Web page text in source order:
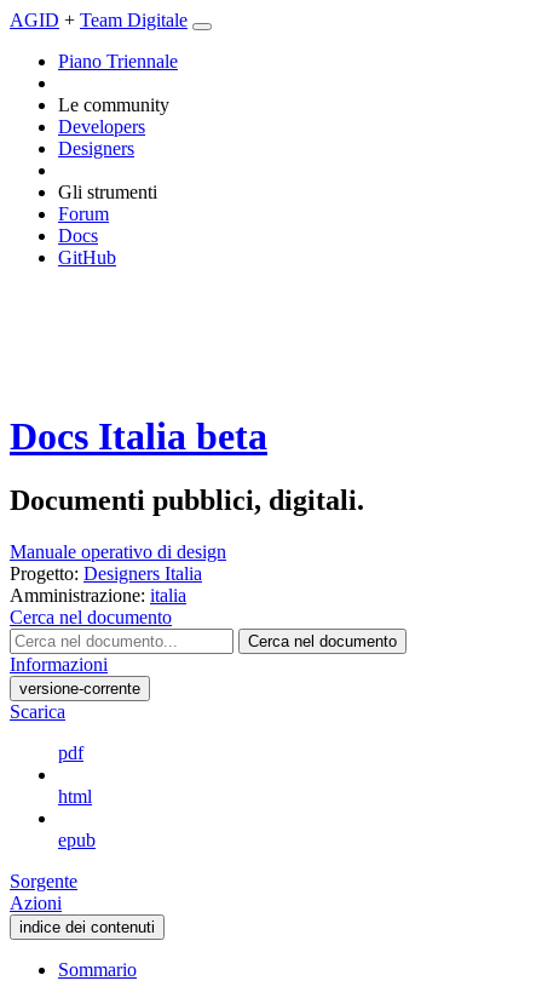
AGID + Team Digitale
Piano Triennale
Le community
Developers
Designers
Gli strumenti
Forum
Docs
GitHub
Docs Italia beta
Documenti pubblici, digitali.
Manuale operativo di design
Progetto: Designers Italia
Amministrazione: italia
Cerca nel documento
Cerca nel documento
Informazioni
versione-corrente
Scarica
pdf
html
epub
Sorgente
Azioni
indice dei contenuti
Sommario